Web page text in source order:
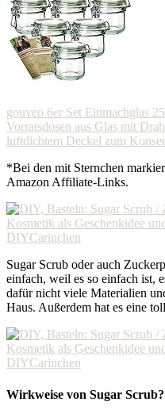
gouveo 6er Set Einmachglas
Vorratsdosen aus Glas mit
luftdichtem Deckel zum
*Bei den mit Sternchen
Amazon Affiliate-Links.
Sugar Scrub oder auch
einfach, weil es so einfach ist,
dafür nicht viele Materialien
Haus. Außerdem hat es eine
Wirkweise von Sugar Scrub?